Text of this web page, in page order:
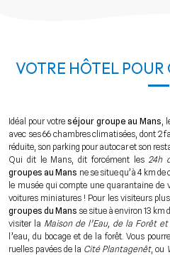
VOTRE HÔTEL
Idéal pour votre séjour groupe au Mans
avec ses 66 chambres climatisées, dont 2
réduite, son parking pour autocar et son
Qui dit le Mans, dit forcément les 24h
groupes au Mans ne se situe qu’à 4 km
le musée qui compte une quarantaine
voitures miniatures ! Pour les visiteurs
groupes du Mans se situe à environ 13 km
visiter la Maison de l’Eau, de la Forêt
l’eau, du bocage et de la forêt. Vous
ruelles pavées de la Cité Plantagenêt, ou